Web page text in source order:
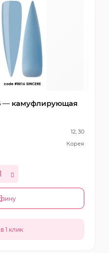
— камуфлирующая
12, 30
Корея